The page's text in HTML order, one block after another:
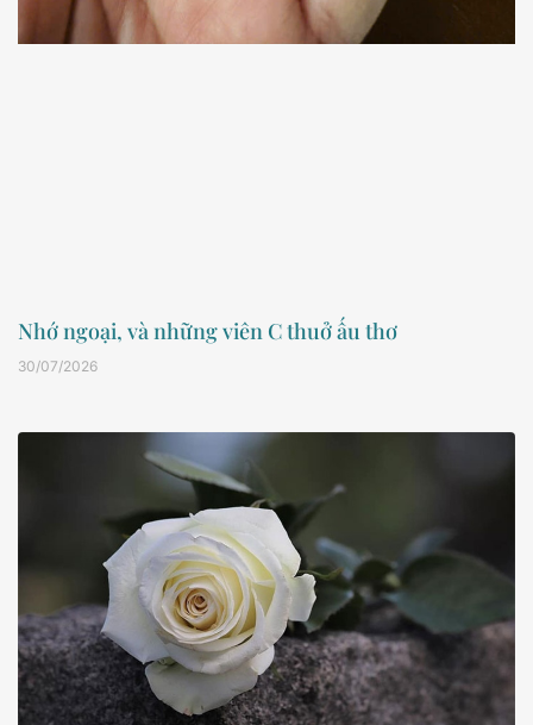
Nhớ ngoại, và những viên C thuở ấu thơ
30/07/2026